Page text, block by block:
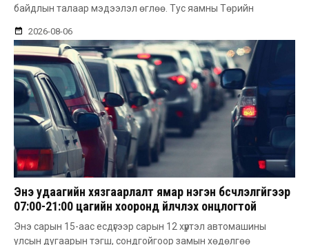
байдлын талаар мэдээлэл өглөө. Тус яамны Төрийн
2026-08-06
Энэ удаагийн хязгаарлалт ямар нэгэн бүсчлэлгүйгээр
07:00-21:00 цагийн хооронд үйлчлэх онцлогтой
Энэ сарын 15-аас есдүгээр сарын 12 хүртэл автомашины
улсын дугаарын тэгш, сондгойгоор замын хөдөлгөө